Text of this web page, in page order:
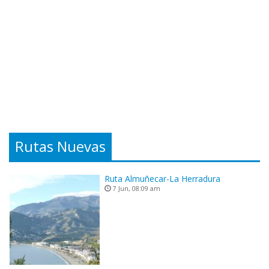
Rutas Nuevas
Ruta Almuñecar-La Herradura
7 Jun, 08:09 am